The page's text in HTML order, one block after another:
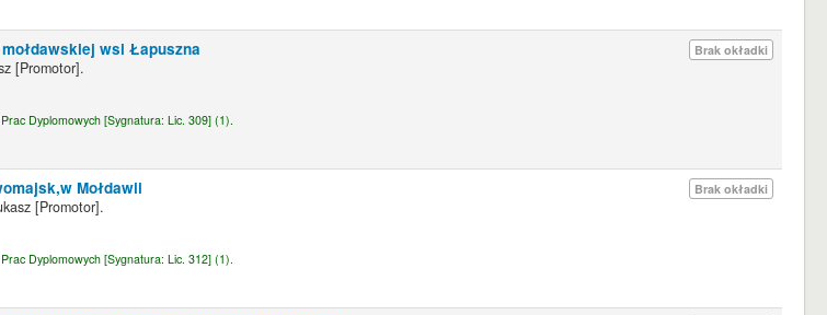
Brak okładki
wsi Łapuszna
[Promotor].
Dyplomowych [Sygnatura: Lic. 309] (1).
Brak okładki
Mołdawii
[Promotor].
Dyplomowych [Sygnatura: Lic. 312] (1).